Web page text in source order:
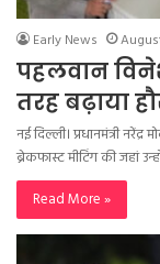
Early News
पहलवान
तरह बढ़ाया
नई दिल्ली। प्रधानमंत्री
ब्रेकफास्ट मीटिंग की जहां
Read More »